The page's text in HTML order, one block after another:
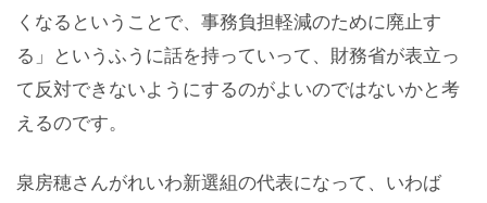
くなるということで、事務負担軽減のために廃止す
る」というふうに話を持っていって、財務省が表立っ
て反対できないようにするのがよいのではないかと考
えるのです。
泉房穂さんがれいわ新選組の代表になって、いわば